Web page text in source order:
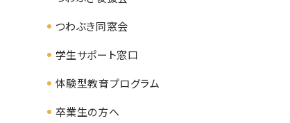
つわぶき同窓会
学生サポート窓口
体験型教育プログラム
卒業生の方へ